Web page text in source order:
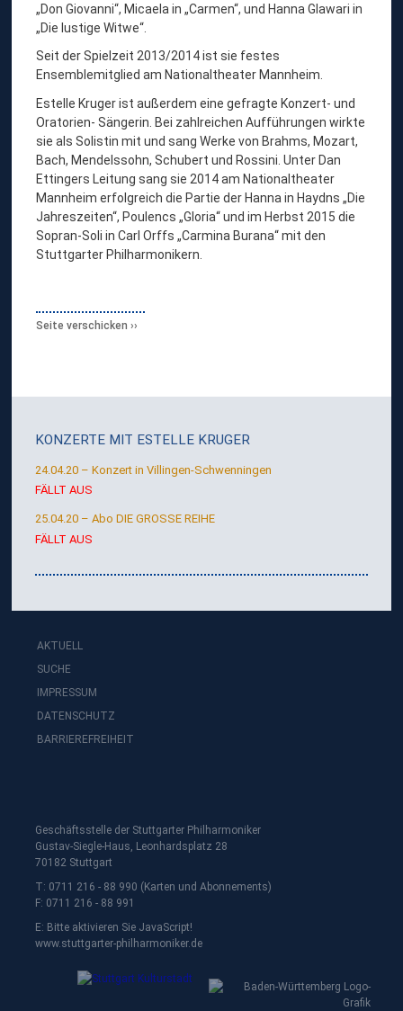
„Don Giovanni“, Micaela in „Carmen“, und Hanna Glawari in
„Die lustige Witwe“.
Seit der Spielzeit 2013/2014 ist sie festes
Ensemblemitglied am Nationaltheater Mannheim.
Estelle Kruger ist außerdem eine gefragte Konzert- und
Oratorien- Sängerin. Bei zahlreichen Aufführungen wirkte
sie als Solistin mit und sang Werke von Brahms, Mozart,
Bach, Mendelssohn, Schubert und Rossini. Unter Dan
Ettingers Leitung sang sie 2014 am Nationaltheater
Mannheim erfolgreich die Partie der Hanna in Haydns „Die
Jahreszeiten“, Poulencs „Gloria“ und im Herbst 2015 die
Sopran-Soli in Carl Orffs „Carmina Burana“ mit den
Stuttgarter Philharmonikern.
KONZERTE MIT ESTELLE KRUGER
24.04.20 – Konzert in Villingen-Schwenningen
FÄLLT AUS
25.04.20 – Abo DIE GROSSE REIHE
FÄLLT AUS
Seite verschicken
AKTUELL
SUCHE
IMPRESSUM
DATENSCHUTZ
BARRIEREFREIHEIT
Geschäftsstelle der Stuttgarter Philharmoniker
Gustav-Siegle-Haus, Leonhardsplatz 28
70182 Stuttgart
T: 0711 216 - 88 990 (Karten und Abonnements)
F: 0711 216 - 88 991
E: Bitte aktivieren Sie JavaScript!
www.stuttgarter-philharmoniker.de